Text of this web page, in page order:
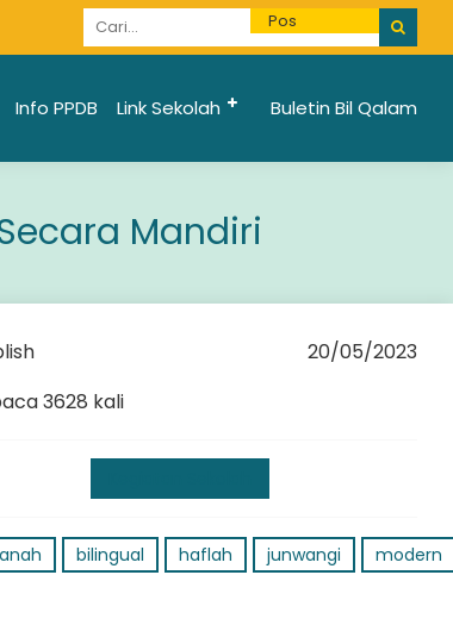
Informasi Penerimaan Santri Baru 2025/2026
Info PPDB Link Sekolah Buletin Bil Qalam
Mandiri
20/05/2023
3628 kali
bilingual haflah junwangi modern